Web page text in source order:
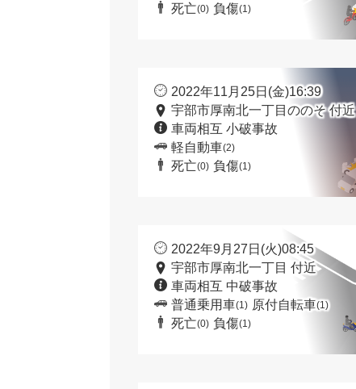
死亡(0) 負傷(1)
2022年11月25日(金)16:39
宇部市厚南北一丁目ののそ 付近
車両相互 小破事故
軽自動車(2)
死亡(0) 負傷(1)
2022年9月27日(火)08:45
宇部市厚南北一丁目 付近
車両相互 中破事故
普通乗用車(1) 原付自転車(1)
死亡(0) 負傷(1)